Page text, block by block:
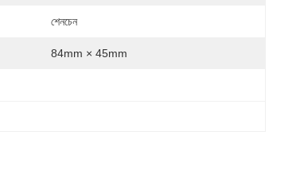
শেনচেন
84mm × 45mm